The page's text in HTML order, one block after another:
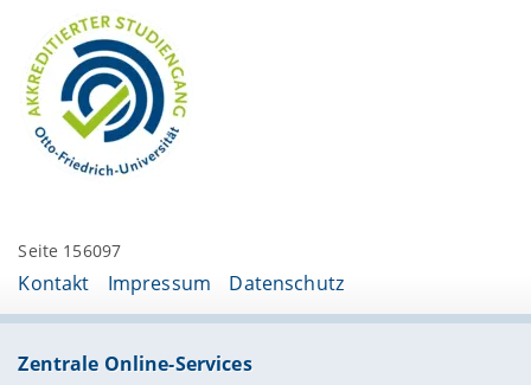
Seite 156097
Kontakt Impressum Datenschutz
Zentrale Online-Services